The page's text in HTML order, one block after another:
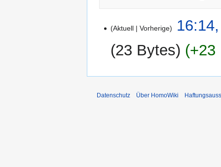
Januar
2010
Aktuell Vorherige
23 Bytes
+23
Datenschutz Über HomoWiki